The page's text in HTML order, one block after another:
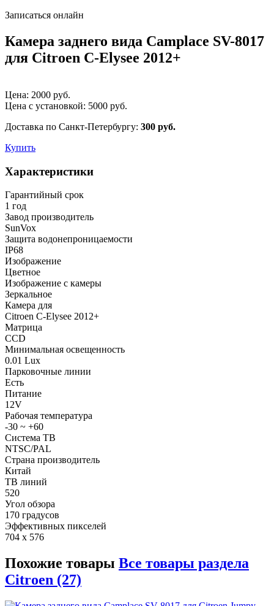
Записаться онлайн
Камера заднего вида Camplace SV-8017
для Citroen C-Elysee 2012+
Цена: 2000 руб.
Цена с установкой: 5000 руб.
Доставка по Санкт-Петербургу: 300 руб.
Купить
Характеристики
Гарантийный срок
1 год
Завод производитель
SunVox
Защита водонепроницаемости
IP68
Изображение
Цветное
Изображение с камеры
Зеркальное
Камера для
Citroen C-Elysee 2012+
Матрица
CCD
Минимальная освещенность
0.01 Lux
Парковочные линии
Есть
Питание
12V
Рабочая температура
-30 ~ +60
Система ТВ
NTSC/PAL
Страна производитель
Китай
ТВ линий
520
Угол обзора
170 градусов
Эффективных пикселей
704 x 576
Похожие товары Все товары раздела
Citroen (27)